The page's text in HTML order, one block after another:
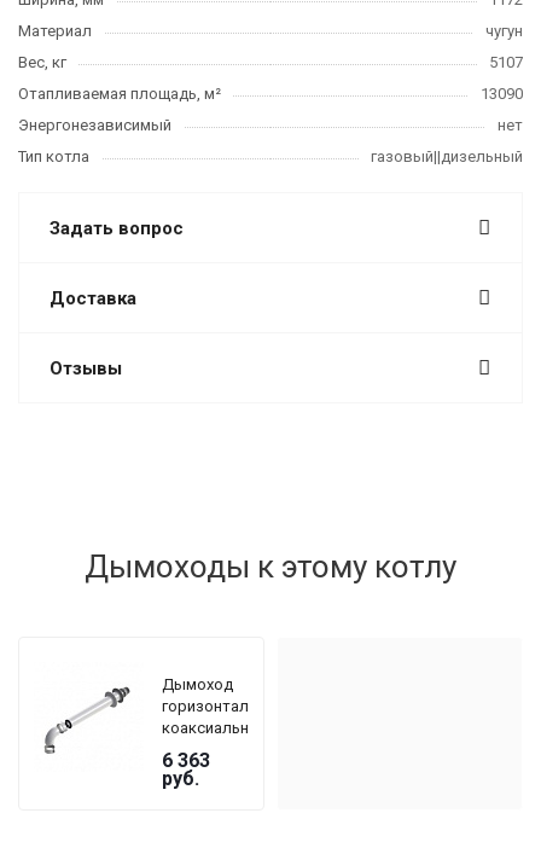
Материал
чугун
Вес, кг
5107
Отапливаемая площадь, м²
13090
Энергонезависимый
нет
Тип котла
газовый||дизельный
Задать вопрос
Доставка
Отзывы
Дымоходы к этому котлу
Дымоход
горизонтальный
коаксиальный
De Dietrich
DY 908 Ø
60/100 мм,
6 363
руб.